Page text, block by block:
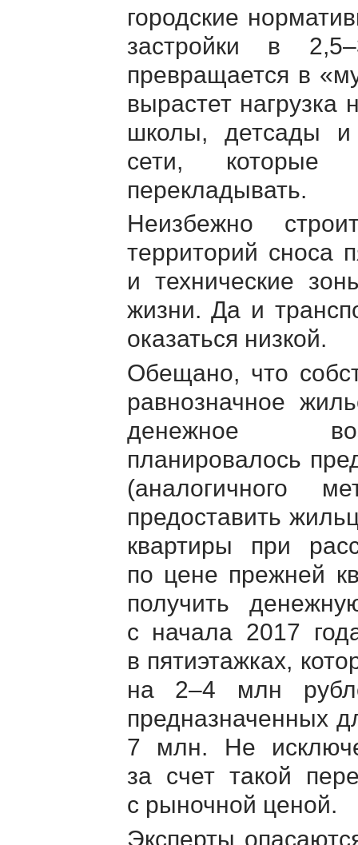
городские
застройки в
превращается в
вырастет нагрузка
школы, детсады и
сети, которые
перекладывать.
Неизбежно
территорий сноса
и технические
жизни. Да и
оказаться низкой.
Обещано, что
равнозначное
денежное
планировалось
(аналогичного
предоставить
квартиры при
по цене прежней
получить
с начала 2017
в пятиэтажках,
на 2–4 млн
предназначенных
7 млн. Не
за счет такой
с рыночной ценой.
Эксперты